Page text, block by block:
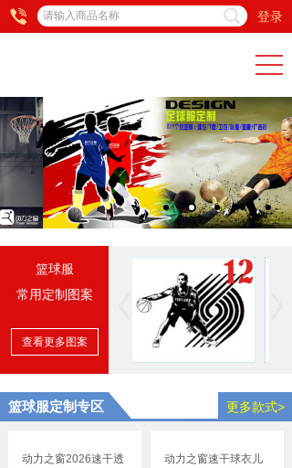
登录
搜索
Tel
篮球服
常用定制图案
查看更多图案
动力之窗2026速干透
动力之窗速干球衣儿
更多款式>
篮球服定制专区